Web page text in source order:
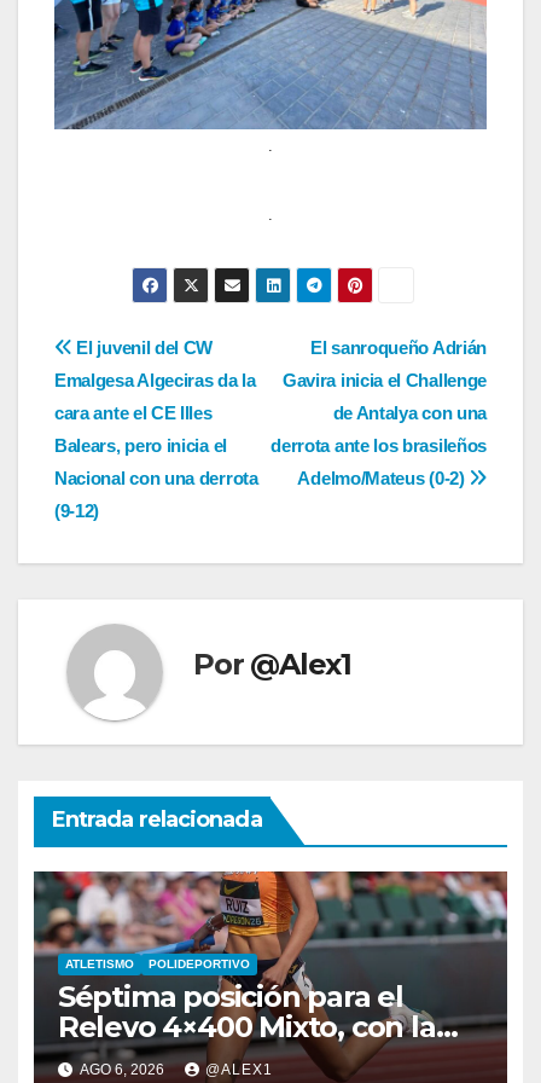
.
.
Navegación
de
entradas
El sanroqueño Adrián
Gavira inicia el Challenge
de Antalya con una
derrota ante los brasileños
Adelmo/Mateus (0-2)
El juvenil del CW
Emalgesa Algeciras da la
cara ante el CE Illes
Balears, pero inicia el
Nacional con una derrota
(9-12)
Por @Alex1
Entrada relacionada
ATLETISMO POLIDEPORTIVO
Séptima posición para el
Relevo 4×400 Mixto, con la
algecireña Ana Alba Ruiz De
AGO 6, 2026 @ALEX1